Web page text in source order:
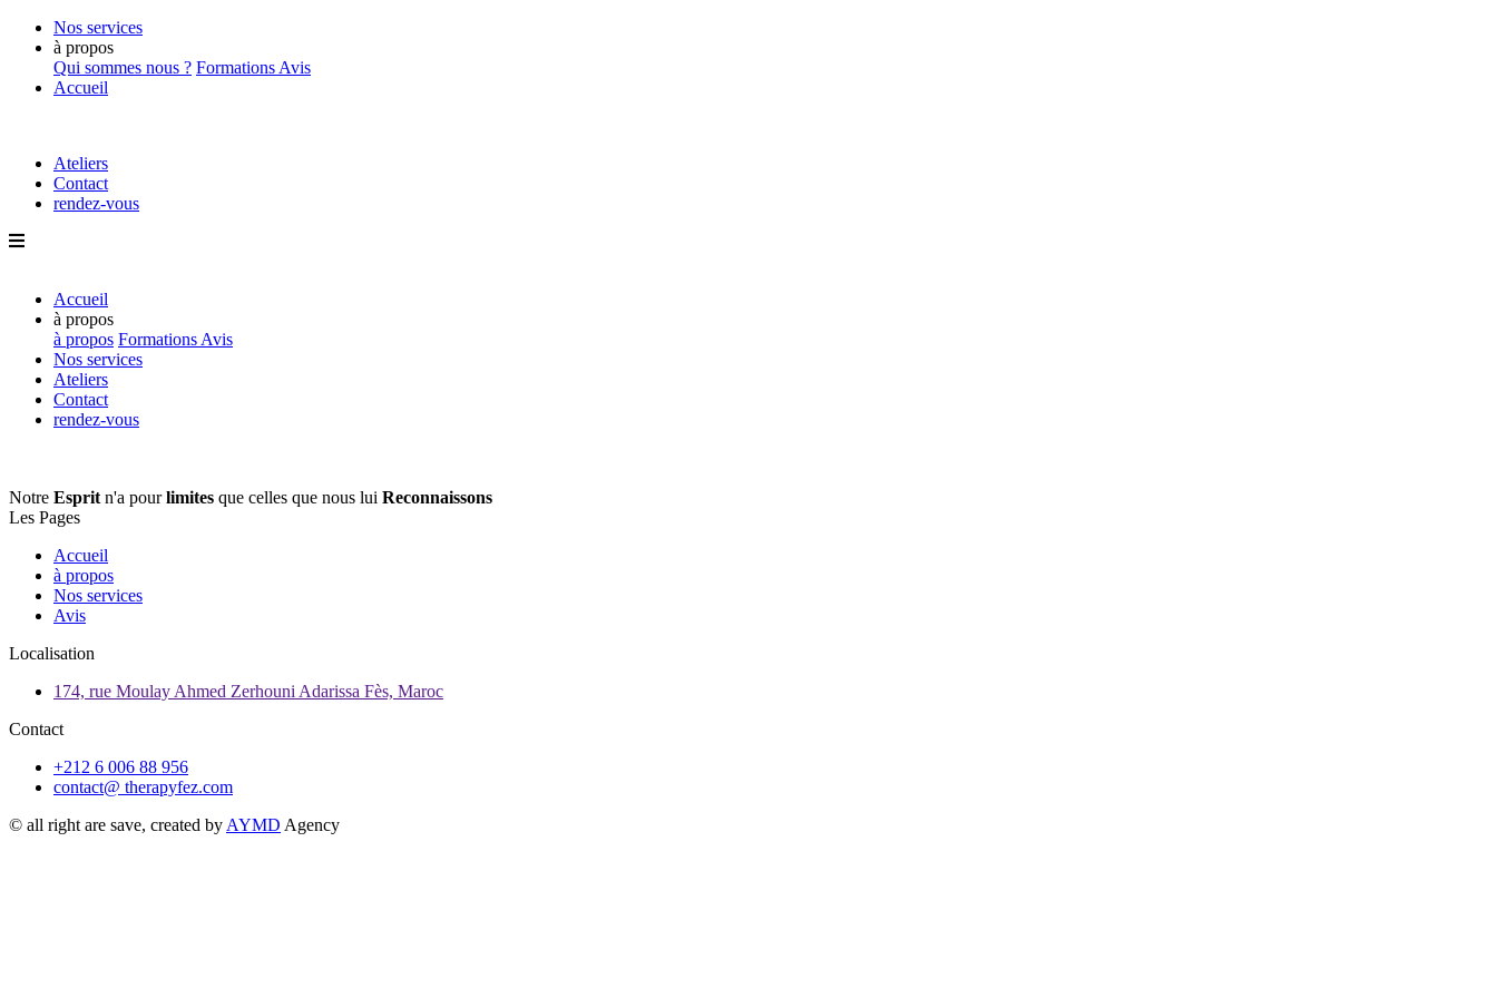
Nos services
à propos
Qui sommes nous ? Formations Avis
Accueil
Ateliers
Contact
rendez-vous
Accueil
à propos
à propos Formations Avis
Nos services
Ateliers
Contact
rendez-vous
Notre Esprit n'a pourlimites que celles que nous lui Reconnaissons
Les Pages
Accueil
à propos
Nos services
Avis
Localisation
174, rue Moulay Ahmed Zerhouni Adarissa Fès, Maroc
Contact
+212 6 006 88 956
contact@ therapyfez.com
© all right are save, created by AYMD Agency